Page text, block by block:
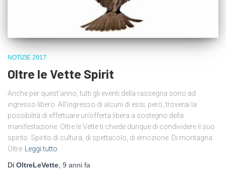
NOTIZIE 2017
Oltre le Vette Spirit
Anche per quest’anno, tutti gli eventi della rassegna sono ad
ingresso libero. All’ingresso di alcuni di essi, però, troverai la
possibilità di effettuare un’offerta libera a sostegno della
manifestazione. Oltre le Vette ti chiede dunque di condividere il suo
spirito. Spirito di cultura, di spettacolo, di emozione. Di montagna.
Oltre
Leggi tutto
Di OltreLeVette 9 anni fa